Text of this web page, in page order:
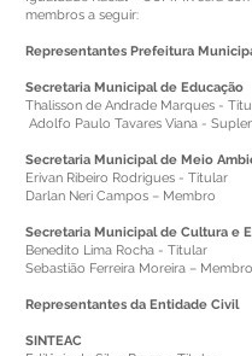
membros a seguir:
Representantes Prefeitura
Secretaria Municipal de Educação
Thalisson de Andrade Marques -
Adolfo Paulo Tavares Viana -
Secretaria Municipal de Meio
Erivan Ribeiro Rodrigues - Titular
Darlan Neri Campos – Membro
Secretaria Municipal de Cultura e
Benedito Lima Rocha - Titular
Sebastião Ferreira Moreira – Membro
Representantes da Entidade Civil
SINTEAC